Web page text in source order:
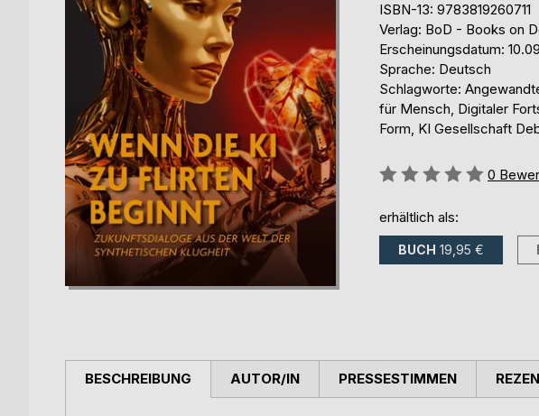
ISBN-13: 9783819260711
Verlag: BoD - Books on
Erscheinungsdatum:
Sprache: Deutsch
Schlagworte:
für Mensch, Digitaler
Form, KI Gesellschaft
Bewertung::
0
erhältlich als:
BUCH 19,95 €
BESCHREIBUNG AUTOR/IN PRESSESTIMMEN